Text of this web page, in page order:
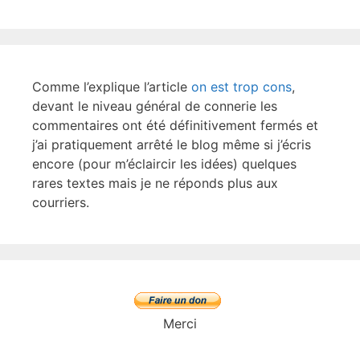
Comme l’explique l’article on est trop cons,
devant le niveau général de connerie les
commentaires ont été définitivement fermés et
j’ai pratiquement arrêté le blog même si j’écris
encore (pour m’éclaircir les idées) quelques
rares textes mais je ne réponds plus aux
courriers.
Merci